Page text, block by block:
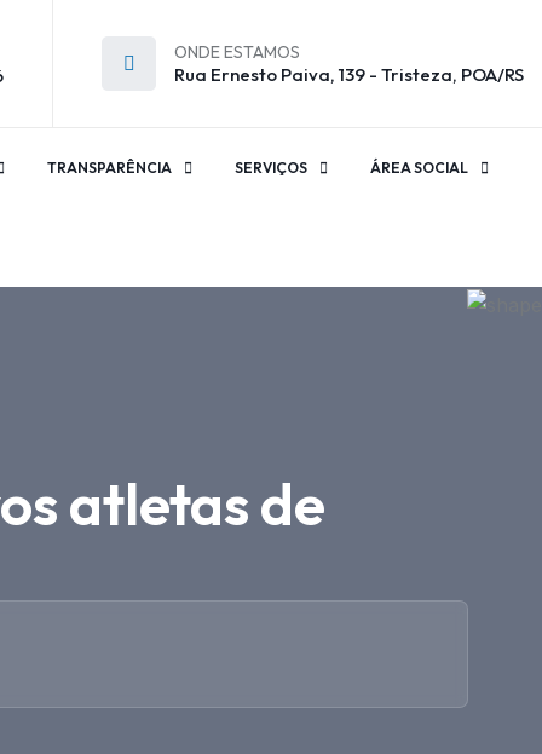
ONDE ESTAMOS
Rua Ernesto Paiva, 139 - Tristeza, POA/RS
TRANSPARÊNCIA SERVIÇOS ÁREA SOCIAL
atletas de